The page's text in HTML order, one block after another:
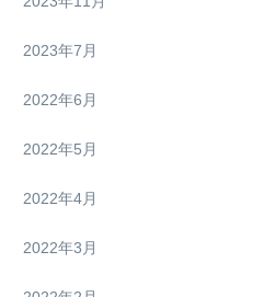
2023年7月
2022年6月
2022年5月
2022年4月
2022年3月